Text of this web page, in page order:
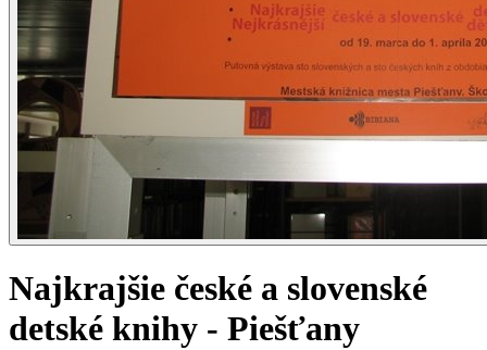
Najkrajšie české a slovenské
detské knihy - Piešťany